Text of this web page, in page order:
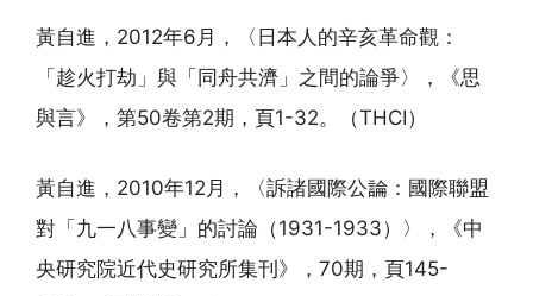
黃自進，2012年6月，〈日本人的辛亥革命觀：
「趁火打劫」與「同舟共濟」之間的論爭〉，《思
與言》，第50卷第2期，頁1-32。（THCI）
黃自進，2010年12月，〈訴諸國際公論：國際聯盟
對「九一八事變」的討論（1931-1933）〉，《中
央研究院近代史研究所集刊》，70期，頁145-